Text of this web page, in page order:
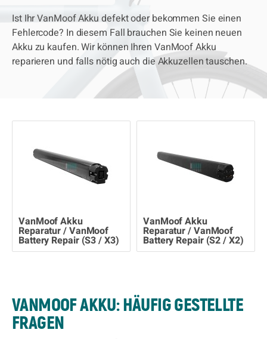
Ist Ihr VanMoof Akku defekt oder bekommen Sie einen
Fehlercode? In diesem Fall brauchen Sie keinen neuen
Akku zu kaufen. Wir können Ihren VanMoof Akku
reparieren und falls nötig auch die Akkuzellen tauschen.
VanMoof Akku
Reparatur / VanMoof
Battery Repair (S3 / X3)
VanMoof Akku
Reparatur / VanMoof
Battery Repair (S2 / X2)
VANMOOF AKKU: HÄUFIG GESTELLTE
FRAGEN